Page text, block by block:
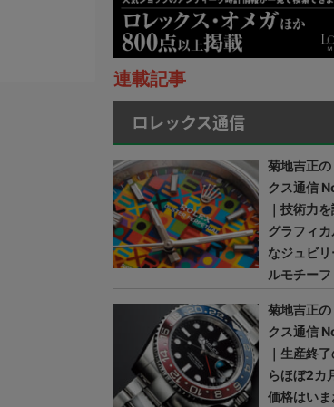
連載記事
ロレックス通信
菊地吉正の
クス通信
｜技術力
グラフィ
なジュビ
ルモチーフ
菊地吉正の
クス通信
｜生産終
らほぼ2カ
価格はいま